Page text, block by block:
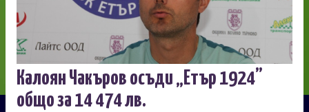
Калоян Чакъров осъди „Етър 1924”
общо за 14 474 лв.